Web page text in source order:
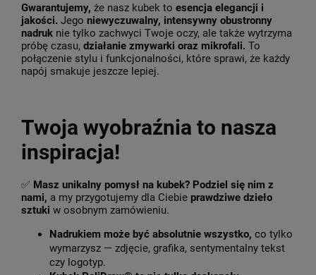
Gwarantujemy, że nasz kubek to esencja elegancji i
jakości. Jego niewyczuwalny, intensywny obustronny
nadruk nie tylko zachwyci Twoje oczy, ale także wytrzyma
próbę czasu, działanie zmywarki oraz mikrofali. To
połączenie stylu i funkcjonalności, które sprawi, że każdy
napój smakuje jeszcze lepiej.
Twoja wyobraźnia to nasza
inspiracja!
✅ Masz unikalny pomysł na kubek? Podziel się nim z
nami, a my przygotujemy dla Ciebie prawdziwe dzieło
sztuki w osobnym zamówieniu.
Nadrukiem może być absolutnie wszystko, co tylko
wymarzysz — zdjęcie, grafika, sentymentalny tekst
czy logotyp.